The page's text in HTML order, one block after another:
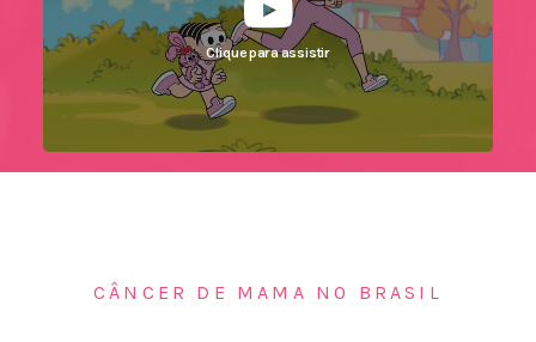
Clique para assistir
CÂNCER DE MAMA NO BRASIL